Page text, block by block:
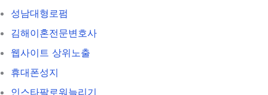
성남대형로펌
김해이혼전문변호사
웹사이트 상위노출
휴대폰성지
인스타팔로워늘리기